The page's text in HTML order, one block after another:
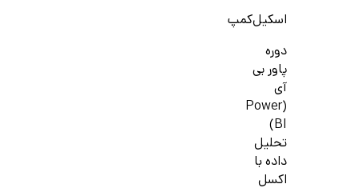
اسکیل‌کمپ
دوره
پاور بی
آی
(Power
BI)
تحلیل
داده با
اکسل